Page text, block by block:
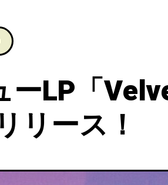
LP「
リース！